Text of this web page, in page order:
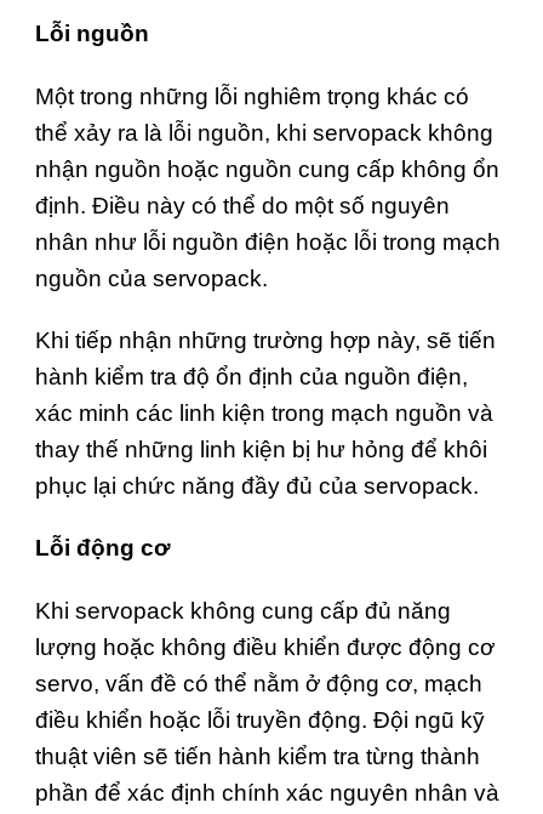
Lỗi nguồn
Một trong những lỗi nghiêm trọng khác có
thể xảy ra là lỗi nguồn, khi servopack không
nhận nguồn hoặc nguồn cung cấp không ổn
định. Điều này có thể do một số nguyên
nhân như lỗi nguồn điện hoặc lỗi trong mạch
nguồn của servopack.
Khi tiếp nhận những trường hợp này, sẽ tiến
hành kiểm tra độ ổn định của nguồn điện,
xác minh các linh kiện trong mạch nguồn và
thay thế những linh kiện bị hư hỏng để khôi
phục lại chức năng đầy đủ của servopack.
Lỗi động cơ
Khi servopack không cung cấp đủ năng
lượng hoặc không điều khiển được động cơ
servo, vấn đề có thể nằm ở động cơ, mạch
điều khiển hoặc lỗi truyền động. Đội ngũ kỹ
thuật viên sẽ tiến hành kiểm tra từng thành
phần để xác định chính xác nguyên nhân và